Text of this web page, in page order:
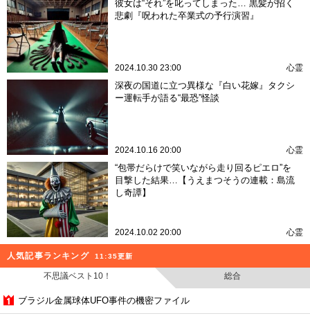
彼女は“それ”を叱ってしまった… 黒髪が招く
悲劇『呪われた卒業式の予行演習』
2024.10.30 23:00 心霊
深夜の国道に立つ異様な『白い花嫁』タクシ
ー運転手が語る“最恐”怪談
2024.10.16 20:00 心霊
“包帯だらけで笑いながら走り回るピエロ”を
目撃した結果…【うえまつそうの連載：島流
し奇譚】
2024.10.02 20:00 心霊
人気記事ランキング 11:35更新
不思議ベスト10！ 総合
ブラジル金属球体UFO事件の機密ファイル